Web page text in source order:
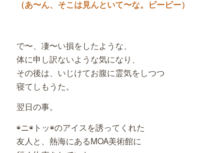
（あ〜ん、そこは見んといて〜な。ピーピー）
で〜、凄〜い損をしたような、
体に申し訳ないような気になり、
その後は、いじけてお腹に霊気をしつつ
寝てしもうた。
翌日の事。
◉ニ◉トッ◉のアイスを誘ってくれた
友人と、熱海にあるMOA美術館に